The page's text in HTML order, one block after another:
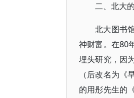
二、北大
北大图书
神财富。在80
埋头研究，因
（后改名为
的用彤先生的